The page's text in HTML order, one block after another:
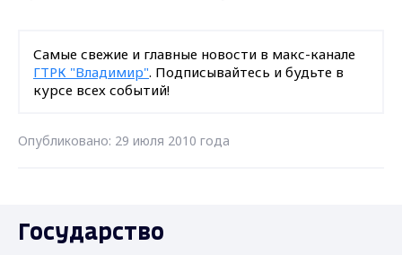
Самые свежие и главные новости в макс-канале
ГТРК "Владимир". Подписывайтесь и будьте в
курсе всех событий!
Опубликовано: 29 июля 2010 года
Государство